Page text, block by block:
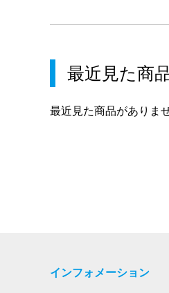
最近見た商
最近見た商品がありませ
インフォメーション